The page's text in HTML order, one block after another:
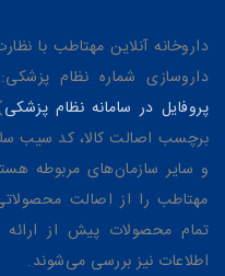
داروخانه آنلاین مهتاطب با
داروسازی شماره نظام پزشکی: د-3247، فعالیت
پروفایل در سامانه نظام پزشکی
برچسب اصالت کالا، کد سیب
و سایر سازمان‌های مربوطه
مهتاطب را از اصالت
تمام محصولات پیش از
اطلاعات نیز بررسی می‌شوند.